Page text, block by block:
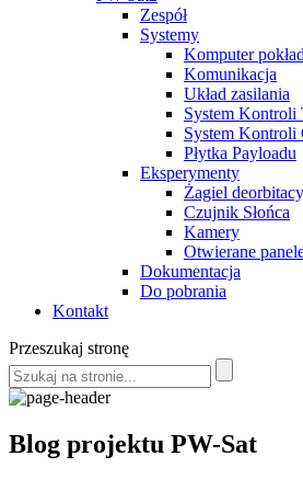
Zespół
Systemy
Komputer
Komunikacja
Układ zasilania
System Kontroli
System Kontroli
Płytka Payloadu
Eksperymenty
Żagiel
Czujnik Słońca
Kamery
Otwierane
Dokumentacja
Do pobrania
Kontakt
Przeszukaj stronę
Blog projektu PW-Sat